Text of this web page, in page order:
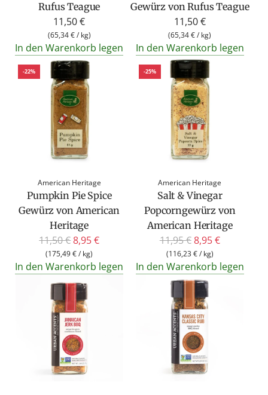
Rufus Teague
11,50 €
(65,34 €/ kg)
In den Warenkorb legen
Gewürz von Rufus Teague
11,50 €
(65,34 €/ kg)
In den Warenkorb legen
-22%
American Heritage
Pumpkin Pie Spice
Gewürz von American
Heritage
R
g
11,50 €8,95 €
(175,49 €/ kg)
In den Warenkorb legen
-25%
American Heritage
Salt & Vinegar
Popcorngewürz von
American Heritage
R
g
11,95 €8,95 €
(116,23 €/ kg)
In den Warenkorb legen